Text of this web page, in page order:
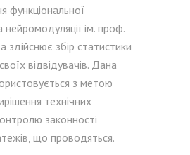
функціональної
нейромодуляції ім. проф.
збір статистики
відвідувачів. Дана
з метою
технічних
законності
що проводяться.